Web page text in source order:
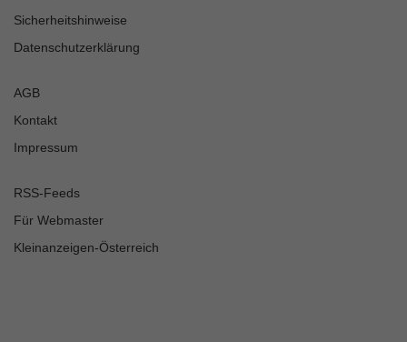
Sicherheitshinweise
Datenschutzerklärung
AGB
Kontakt
Impressum
RSS-Feeds
Für Webmaster
Kleinanzeigen-Österreich